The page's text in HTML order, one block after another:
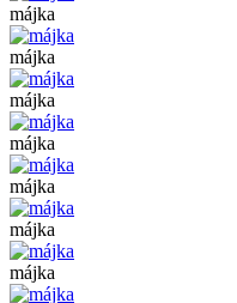
májka
májka
májka
májka
májka
májka
májka